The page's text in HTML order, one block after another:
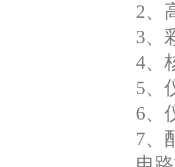
2、
3、
4、
5、
6、
7、